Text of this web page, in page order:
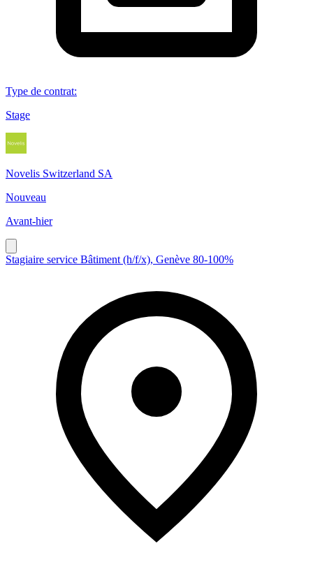
Type de contrat:
Stage
Novelis Switzerland SA
Nouveau
Avant-hier
Stagiaire service Bâtiment (h/f/x), Genève 80-100%